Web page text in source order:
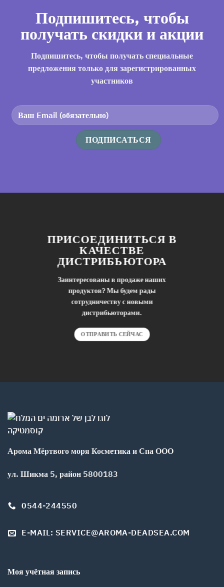
Подпишитесь, чтобы
получать скидки и акции
Подпишитесь, чтобы получать специальные
предложения только для зарегистрированных
участников
ПРИСОЕДИНИТЬСЯ В
КАЧЕСТВЕ
ДИСТРИБЬЮТОРА
Заинтересованы в продаже наших
продуктов? Мы будем рады
сотрудничеству с новыми
дистрибьюторами.
ОТПРАВИТЬ СЕЙЧАС
Арома Мёртвого моря Косметика и Спа ООО
ул. Шикма 5, район 5800183
0544-244550
E-MAIL: SERVICE@AROMA-DEADSEA.COM
Моя учётная запись